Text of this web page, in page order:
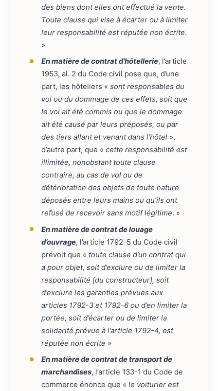
des biens dont elles ont effectué la vente.
Toute clause qui vise à écarter ou à limiter
leur responsabilité est réputée non écrite.
»
En matière de contrat d’hôtellerie, l’article
1953, al. 2 du Code civil pose que, d’une
part, les hôteliers « sont responsables du
vol ou du dommage de ces effets, soit que
le vol ait été commis ou que le dommage
ait été causé par leurs préposés, ou par
des tiers allant et venant dans l’hôtel»,
d’autre part, que « cette responsabilité est
illimitée, nonobstant toute clause
contraire, au cas de vol ou de
détérioration des objets de toute nature
déposés entre leurs mains ou qu’ils ont
refusé de recevoir sans motif légitime. »
En matière de contrat de louage
d’ouvrage, l’article 1792-5 du Code civil
prévoit que « toute clause d’un contrat qui
a pour objet, soit d’exclure ou de limiter la
responsabilité [du constructeur], soit
d’exclure les garanties prévues aux
articles 1792-3 et 1792-6 ou d’en limiter la
portée, soit d’écarter ou de limiter la
solidarité prévue à l’article 1792-4, est
réputée non écrite »
En matière de contrat de transport de
marchandises, l’article 133-1 du Code de
commerce énonce que « le voiturier est